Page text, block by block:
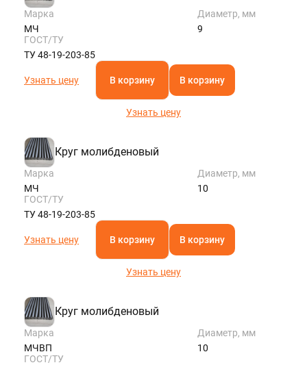
Марка
МЧ
Диаметр, мм
9
ГОСТ/ТУ
ТУ 48-19-203-85
Узнать цену В корзину В корзину
Узнать цену
Круг молибденовый
Марка
МЧ
Диаметр, мм
10
ГОСТ/ТУ
ТУ 48-19-203-85
Узнать цену В корзину В корзину
Узнать цену
Круг молибденовый
Марка
МЧВП
Диаметр, мм
10
ГОСТ/ТУ